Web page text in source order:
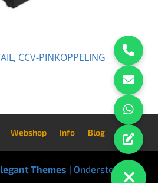
CCV-PINKOPPELING
Webshop Info Blog
Themes | Ondersteund